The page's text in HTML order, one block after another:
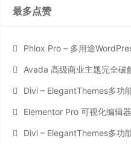
最多点赞
Phlox Pro – 多用途WordPress汉化
Avada 高级商业主题完全破解
Divi – ElegantThemes多功能WordPress
Elementor Pro 可视化编辑器汉化版[
Divi – ElegantThemes多功能WordPress